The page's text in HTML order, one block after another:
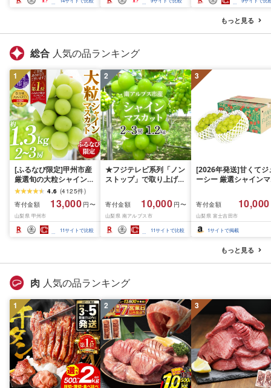
油 不使用 おやつ ジップ
風呂 お取り寄せ 福岡県
テンレス 高級つめきり
ストッパーケース U字
取り外し可能 2WAY や
すり ギフト
もっと見る
総合 人気の品ランキング
1
[ふるなび限定]甲州市産
厳選旬の大粒シャインマ
スカット 約1.3kg 2〜3
房[2026年発送]
(MG)B12-472 FN-
Limited-VO シャインマ
スカット フルーツ
4.6 (4125件)
寄付金額
13,000 円〜
山梨県 甲州市
11サイトで比較
2
★フジテレビ系列「ノン
ストップ」で取り上げら
先行予約]南アルプス市
産シャインマスカット
1.2kg以上(2〜3房)ふる
さと納税 おすすめ 山梨
県 南アルプス市 送料無
寄付金額 10,000 円〜
山梨県 南アルプス市
11サイトで比較
3
[2026年発送]甘くてジ
ーシー 厳選シャインマ
月前半(1〜15日)から
月下旬までの発送) フ
ーツ ぶどう 果物 山梨
産 2026 旬 大粒 高級
寄付金額 10,000
山梨県 富士吉田市
1サイトで掲載
もっと見る
肉 人気の品ランキング
1 2 3